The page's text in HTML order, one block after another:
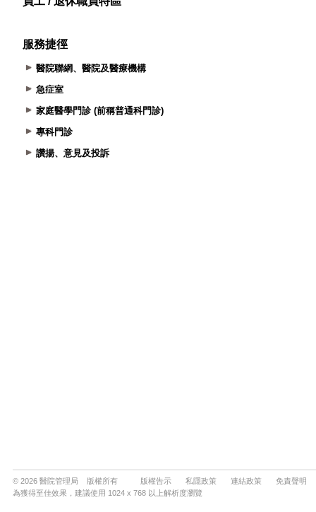
服務捷徑
醫院聯網、醫院及醫療機構
急症室
家庭醫學門診 (前稱普通科門診)
專科門診
讚揚、意見及投訴
© 2026 醫院管理局 版權所有 版權告示 私隱政策 連結政策
免責聲明
為獲得至佳效果，建議使用 1024 x 768 以上解析度瀏覽